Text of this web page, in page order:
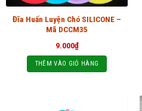
Đĩa Huấn Luyện Chó SILICONE –
Mã DCCM35
9.000₫
THÊM VÀO GIỎ HÀNG